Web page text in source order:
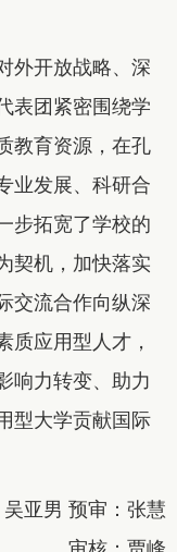
外开放战略、深
表团紧密围绕学
教育资源，在孔
业发展、科研合
步拓宽了学校的
契机，加快落实
交流合作向纵深
质应用型人才，
响力转变、助力
型大学贡献国际
亚男 预审：张慧